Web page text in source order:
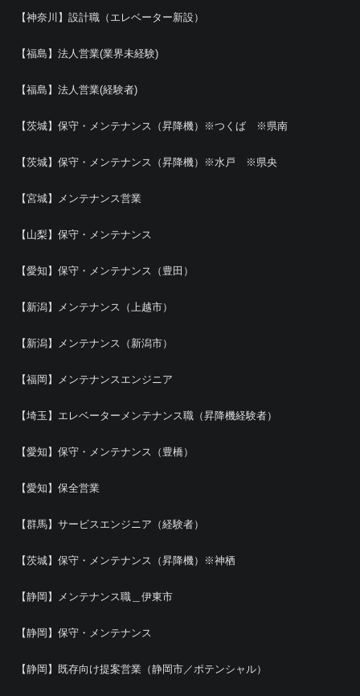
【神奈川】設計職（エレベーター新設）
【福島】法人営業(業界未経験)
【福島】法人営業(経験者)
【茨城】保守・メンテナンス（昇降機）※つくば ※県南
【茨城】保守・メンテナンス（昇降機）※水戸 ※県央
【宮城】メンテナンス営業
【山梨】保守・メンテナンス
【愛知】保守・メンテナンス（豊田）
【新潟】メンテナンス（上越市）
【新潟】メンテナンス（新潟市）
【福岡】メンテナンスエンジニア
【埼玉】エレベーターメンテナンス職（昇降機経験者）
【愛知】保守・メンテナンス（豊橋）
【愛知】保全営業
【群馬】サービスエンジニア（経験者）
【茨城】保守・メンテナンス（昇降機）※神栖
【静岡】メンテナンス職＿伊東市
【静岡】保守・メンテナンス
【静岡】既存向け提案営業（静岡市／ポテンシャル）